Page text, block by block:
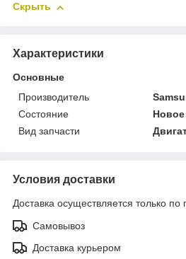
Скрыть
Характеристики
Основные
Производитель
Состояние
Новое
Вид запчасти
Условия доставки
Доставка осуществляется только по
Самовывоз
Доставка курьером